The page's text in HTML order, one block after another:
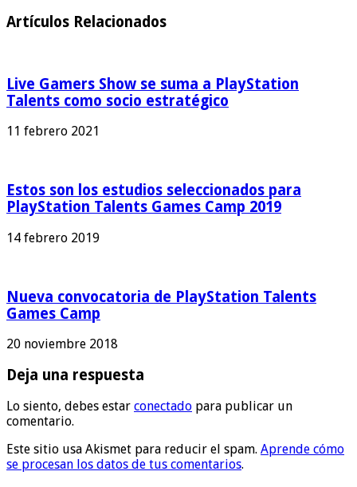
Artículos Relacionados
Live Gamers Show se suma a PlayStation
Talents como socio estratégico
11 febrero 2021
Estos son los estudios seleccionados para
PlayStation Talents Games Camp 2019
14 febrero 2019
Nueva convocatoria de PlayStation Talents
Games Camp
20 noviembre 2018
Deja una respuesta
Lo siento, debes estar conectado para publicar un
comentario.
Este sitio usa Akismet para reducir el spam. Aprende cómo
se procesan los datos de tus comentarios.